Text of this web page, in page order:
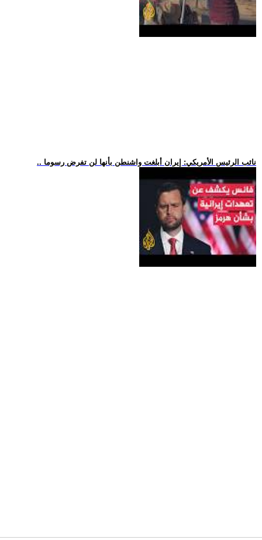
.. نائب الرئيس الأمريكي: إيران أبلغت واشنطن بأنها لن تفرض رسوما